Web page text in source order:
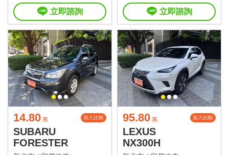
立即諮詢 立即諮詢
14.80 萬 加入比較
SUBARU
FORESTER
95.80 萬 加入比較
LEXUS
NX300H